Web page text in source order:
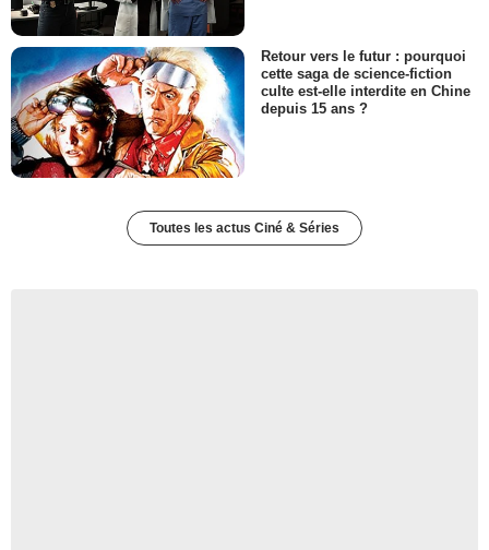
Retour vers le futur : pourquoi
cette saga de science-fiction
culte est-elle interdite en Chine
depuis 15 ans ?
Toutes les actus Ciné & Séries